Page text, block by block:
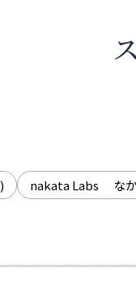
nakata Labs な